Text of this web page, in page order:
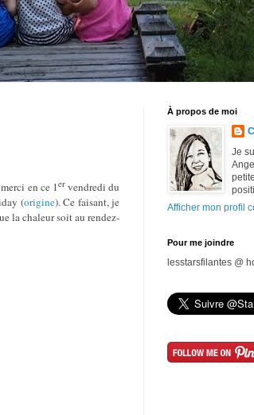
en ce 1ervendredi du
(origine). Ce faisant, je
la chaleur soit au rendez-
À propos de moi
Je
Afficher mon profil
Pour me joindre
lesstarsfilantes @